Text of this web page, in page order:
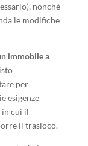
nonché
le modifiche
immobile a
per
esigenze
in cui il
il trasloco.